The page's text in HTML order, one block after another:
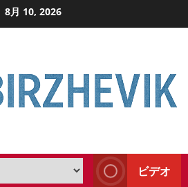
8月 10, 2026
ビデオ